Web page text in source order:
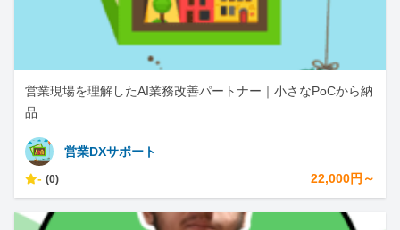
営業現場を理解したAI業務改善パートナー｜小さなPoCから納
品
営業DXサポート
- (0) 22,000円～